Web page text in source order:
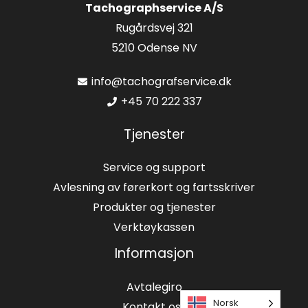
Tachographservice A/S
Rugårdsvej 321
5210 Odense NV
info@tachografservice.dk
+45 70 222 337
Tjenester
Service og support
Avlesning av førerkort og fartsskriver
Produkter og tjenester
Verktøykassen
Informasjon
Avtalegiro
Norsk